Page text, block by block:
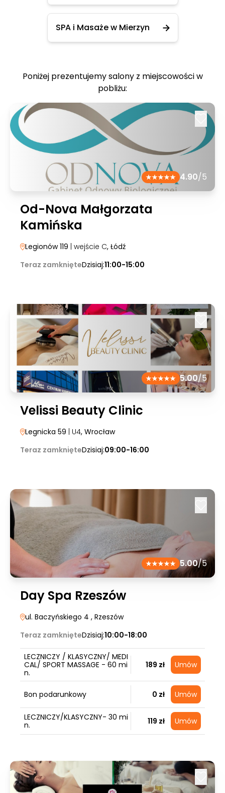
SPA i Masaże w Mierzyn
Poniżej prezentujemy salony z miejscowości w
pobliżu:
4.90/5
Od-Nova Małgorzata
Kamińska
Legionów 119 | wejście C, Łódź
Teraz zamknięteDzisiaj:11:00-15:00
5.00/5
Velissi Beauty Clinic
Legnicka 59 | U4, Wrocław
Teraz zamknięteDzisiaj:09:00-16:00
5.00/5
Day Spa Rzeszów
ul. Baczyńskiego 4 , Rzeszów
Teraz zamknięteDzisiaj:10:00-18:00
LECZNICZY / KLASYCZNY/ MEDI
CAL/ SPORT MASSAGE - 60 mi
n.
189 zł Umów
Bon podarunkowy 0 zł Umów
LECZNICZY/KLASYCZNY- 30 mi
n.
119 zł Umów